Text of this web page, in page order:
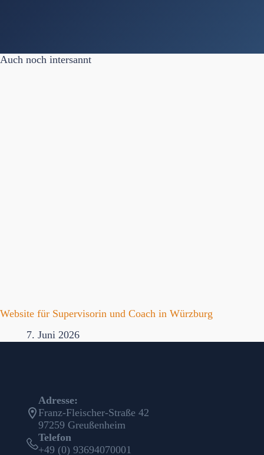
Auch noch intersannt
Website für Supervisorin und Coach in Würzburg
7. Juni 2026
Adresse:
Franz-Fleischer-Straße 42
97259 Greußenheim
Telefon
+49 (0) 93694070001